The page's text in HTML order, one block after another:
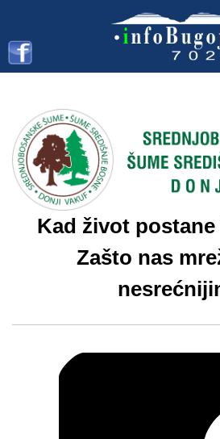
Kad život
Zašto nas